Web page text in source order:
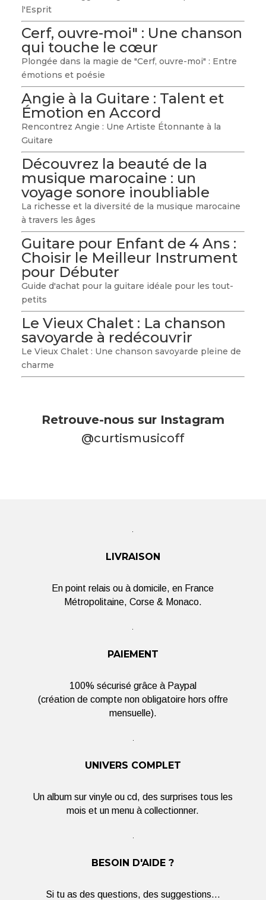
l'Esprit
Cerf, ouvre-moi" : Une chanson
qui touche le cœur
Plongée dans la magie de "Cerf, ouvre-moi" : Entre
émotions et poésie
Angie à la Guitare : Talent et
Émotion en Accord
Rencontrez Angie : Une Artiste Étonnante à la
Guitare
Découvrez la beauté de la
musique marocaine : un
voyage sonore inoubliable
La richesse et la diversité de la musique marocaine
à travers les âges
Guitare pour Enfant de 4 Ans :
Choisir le Meilleur Instrument
pour Débuter
Guide d'achat pour la guitare idéale pour les tout-
petits
Le Vieux Chalet : La chanson
savoyarde à redécouvrir
Le Vieux Chalet : Une chanson savoyarde pleine de
charme
Retrouve-nous sur Instagram
@curtismusicoff
LIVRAISON
En point relais ou à domicile, en France
Métropolitaine, Corse & Monaco.
PAIEMENT
100% sécurisé grâce à Paypal
(création de compte non obligatoire hors offre
mensuelle).
UNIVERS COMPLET
Un album sur vinyle ou cd, des surprises tous les
mois et un menu à collectionner.
BESOIN D'AIDE ?
Si tu as des questions, des suggestions...